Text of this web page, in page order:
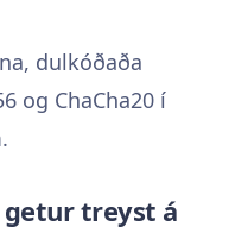
dulkóðaða
og ChaCha20 í
getur treyst á